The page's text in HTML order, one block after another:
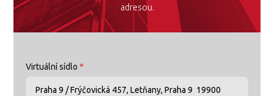
adresou.
Virtuální sídlo*